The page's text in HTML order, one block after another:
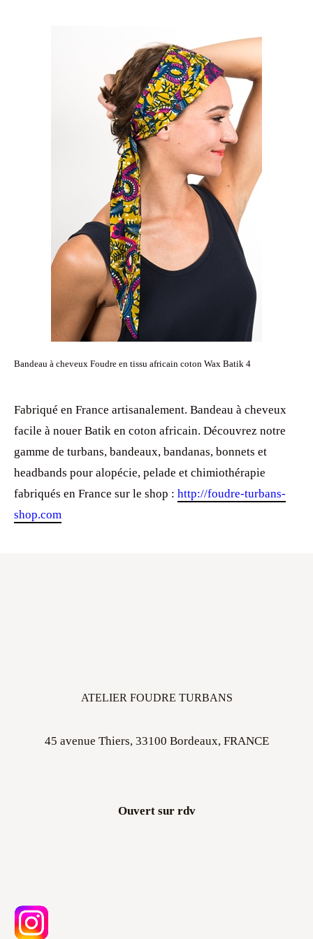
Bandeau à cheveux Foudre en tissu africain coton Wax Batik 4
Fabriqué en France artisanalement. Bandeau à cheveux
facile à nouer Batik en coton africain. Découvrez notre
gamme de turbans, bandeaux, bandanas, bonnets et
headbands pour alopécie, pelade et chimiothérapie
fabriqués en France sur le shop : http://foudre-turbans-
shop.com
ATELIER FOUDRE TURBANS
45 avenue Thiers, 33100 Bordeaux, FRANCE
Ouvert sur rdv